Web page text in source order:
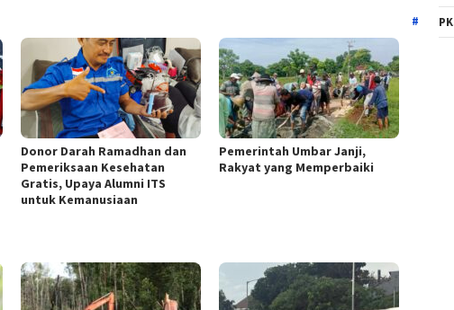
Donor Darah Ramadhan dan
Pemeriksaan Kesehatan
Gratis, Upaya Alumni ITS
untuk Kemanusiaan
Pemerintah Umbar Janji,
Rakyat yang Memperbaiki